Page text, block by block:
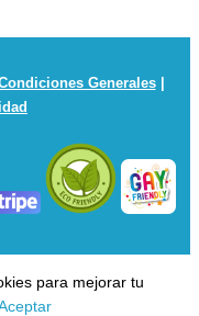
Generales|
para mejorar tu